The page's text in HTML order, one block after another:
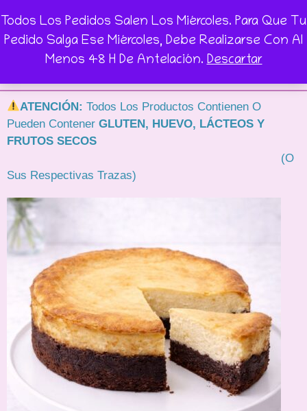
Todos Los Pedidos Salen Los Miércoles. Para Que Tu
Pedido Salga Ese Miércoles, Debe Realizarse Con Al
Menos 48 H De Antelación.Descartar
0,00€
0
ATENCIÓN: Todos Los Productos Contienen O
Pueden Contener GLUTEN, HUEVO, LÁCTEOS Y
FRUTOS SECOS
(o
Sus Respectivas Trazas)